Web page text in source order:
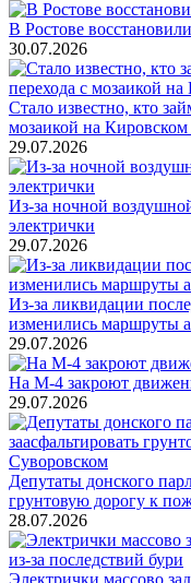
В Ростове
30.07.2026
Стало известно, кто
мозаикой на Кировском
29.07.2026
Из-за ночной
электрички
29.07.2026
Из-за ликвидации
изменились маршруты
29.07.2026
На М-4 закроют
29.07.2026
Депутаты донского
грунтовую дорогу к
28.07.2026
Электрички массово